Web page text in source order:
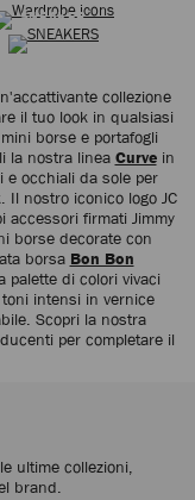
SNEAKER
collezione
il tuo look in qualsiasi
borse e portafogli
la nostra linea Curvein
e occhiali da sole per
Il nostro iconico logo JC
accessori firmati Jimmy
borse decorate con
borsa Bon Bon
palette di colori vivaci
intensi in vernice
Scopri la nostra
per completare il
ultime collezioni,
brand.